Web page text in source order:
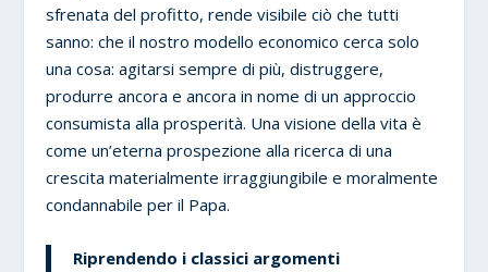
sfrenata del profitto, rende visibile ciò che tutti
sanno: che il nostro modello economico cerca solo
una cosa: agitarsi sempre di più, distruggere,
produrre ancora e ancora in nome di un approccio
consumista alla prosperità. Una visione della vita è
come un’eterna prospezione alla ricerca di una
crescita materialmente irraggiungibile e moralmente
condannabile per il Papa.
Riprendendo i classici argomenti